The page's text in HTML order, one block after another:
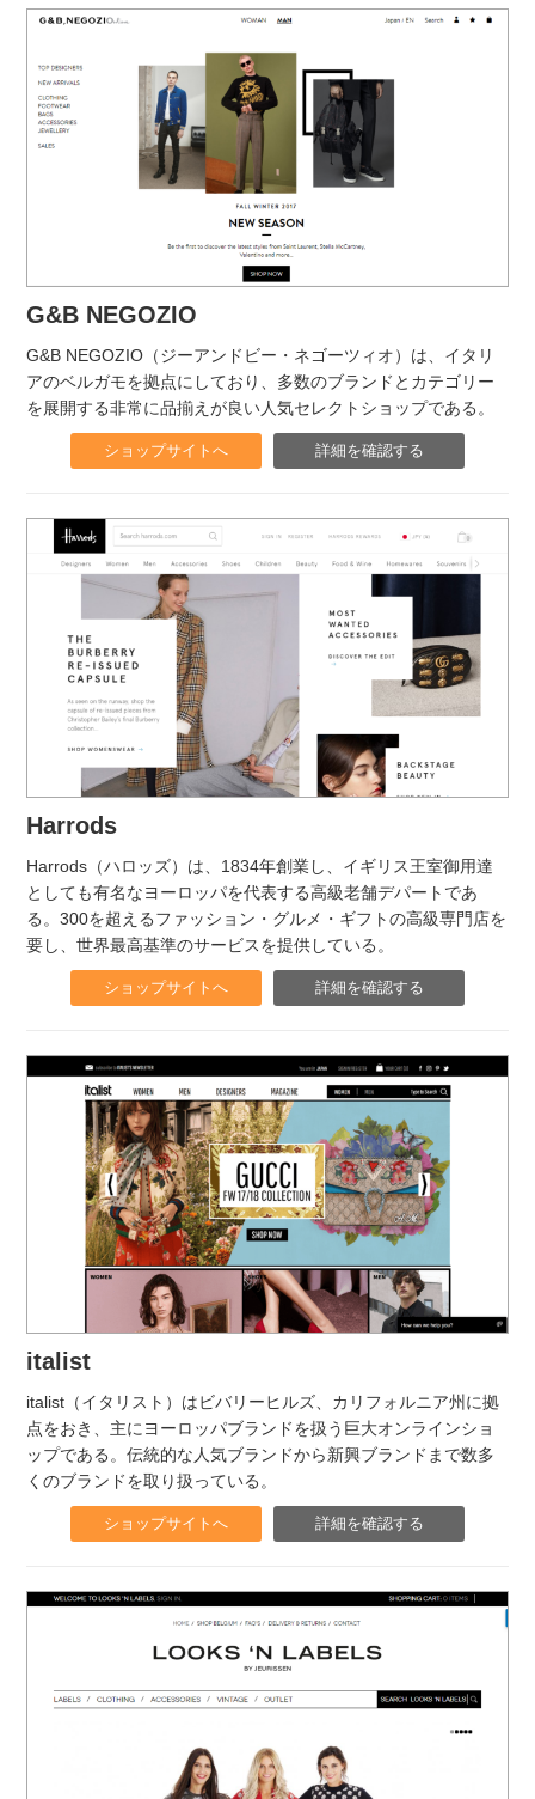
G&B NEGOZIO
G&B NEGOZIO（ジーアンドビー・ネゴーツィオ）は、イタリ
アのベルガモを拠点にしており、多数のブランドとカテゴリー
を展開する非常に品揃えが良い人気セレクトショップである。
ショップサイトへ 詳細を確認する
Harrods
Harrods（ハロッズ）は、1834年創業し、イギリス王室御用達
としても有名なヨーロッパを代表する高級老舗デパートであ
る。300を超えるファッション・グルメ・ギフトの高級専門店を
要し、世界最高基準のサービスを提供している。
ショップサイトへ 詳細を確認する
italist
italist（イタリスト）はビバリーヒルズ、カリフォルニア州に拠
点をおき、主にヨーロッパブランドを扱う巨大オンラインショ
ップである。伝統的な人気ブランドから新興ブランドまで数多
くのブランドを取り扱っている。
ショップサイトへ 詳細を確認する